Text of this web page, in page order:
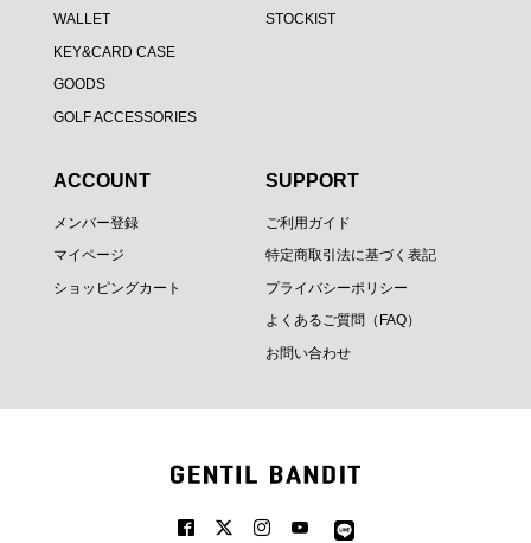
WALLET
KEY&CARD CASE
GOODS
GOLF ACCESSORIES
STOCKIST
ACCOUNT
メンバー登録
マイページ
ショッピングカート
SUPPORT
ご利用ガイド
特定商取引法に基づく表記
プライバシーポリシー
よくあるご質問（FAQ）
お問い合わせ